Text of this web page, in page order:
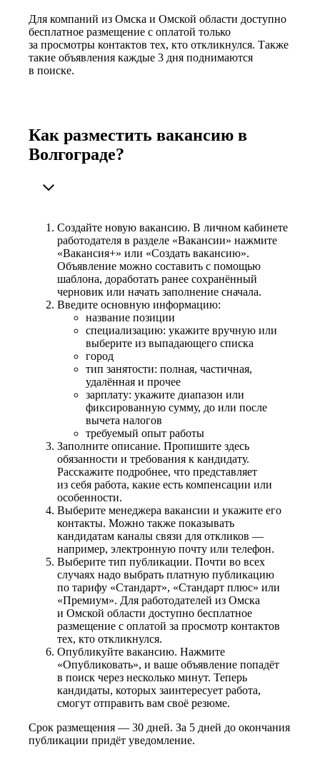
Для компаний из Омска и Омской области доступно
бесплатное размещение с оплатой только
за просмотры контактов тех, кто откликнулся. Также
такие объявления каждые 3 дня поднимаются
в поиске.
Как разместить вакансию в
Волгограде?
Создайте новую вакансию. В личном кабинете
работодателя в разделе «Вакансии» нажмите
«Вакансия+» или «Создать вакансию».
Объявление можно составить с помощью
шаблона, доработать ранее сохранённый
черновик или начать заполнение сначала.
Введите основную информацию:
название позиции
специализацию: укажите вручную или
выберите из выпадающего списка
город
тип занятости: полная, частичная,
удалённая и прочее
зарплату: укажите диапазон или
фиксированную сумму, до или после
вычета налогов
требуемый опыт работы
Заполните описание. Пропишите здесь
обязанности и требования к кандидату.
Расскажите подробнее, что представляет
из себя работа, какие есть компенсации или
особенности.
Выберите менеджера вакансии и укажите его
контакты. Можно также показывать
кандидатам каналы связи для откликов —
например, электронную почту или телефон.
Выберите тип публикации. Почти во всех
случаях надо выбрать платную публикацию
по тарифу «Стандарт», «Стандарт плюс» или
«Премиум». Для работодателей из Омска
и Омской области доступно бесплатное
размещение с оплатой за просмотр контактов
тех, кто откликнулся.
Опубликуйте вакансию. Нажмите
«Опубликовать», и ваше объявление попадёт
в поиск через несколько минут. Теперь
кандидаты, которых заинтересует работа,
смогут отправить вам своё резюме.
Срок размещения — 30 дней. За 5 дней до окончания
публикации придёт уведомление.